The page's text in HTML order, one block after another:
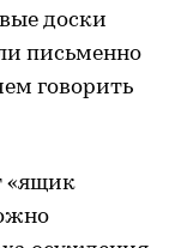
доски
письменно
говорить
«ящик